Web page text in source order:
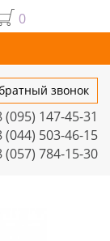
0
звонок
(095) 147-45-31
(044) 503-46-15
(057) 784-15-30